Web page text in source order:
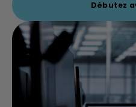
Débutez